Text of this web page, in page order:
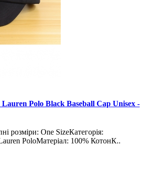
Polo Black Baseball Cap Unisex -
розміри: One SizeКатегорія:
PoloМатеріал: 100% КотонК..